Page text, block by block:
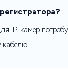
IP-камер
кабелю.